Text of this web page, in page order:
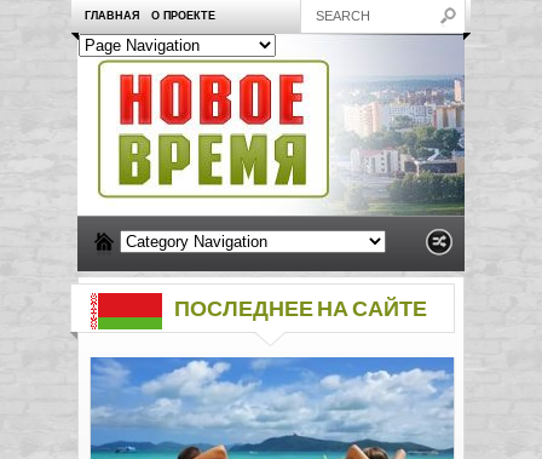
ГЛАВНАЯ О ПРОЕКТЕ
ПОСЛЕДНЕЕ НА САЙТЕ